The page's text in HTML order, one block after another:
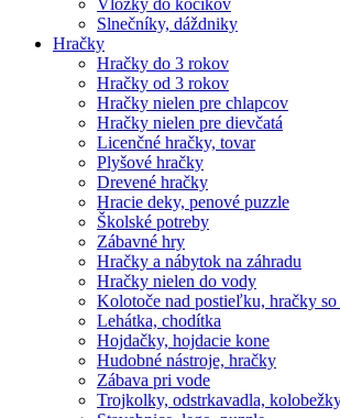
Vložky do kočíkov
Slnečníky, dáždniky
Hračky
Hračky do 3 rokov
Hračky od 3 rokov
Hračky nielen pre chlapcov
Hračky nielen pre dievčatá
Licenčné hračky, tovar
Plyšové hračky
Drevené hračky
Hracie deky, penové puzzle
Školské potreby
Zábavné hry
Hračky a nábytok na záhradu
Hračky nielen do vody
Kolotoče nad postieľku, hračky
Lehátka, chodítka
Hojdačky, hojdacie kone
Hudobné nástroje, hračky
Zábava pri vode
Trojkolky, odstrkavadla,